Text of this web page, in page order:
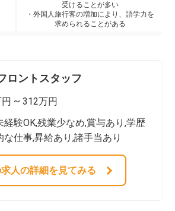
受けることが多い
・外国人旅行客の増加により、語学力を
求められることがある
ロントスタッフ
~ 312万円
経験OK,残業少なめ,賞与あり,学歴
な仕事,昇給あり,諸手当あり
人の詳細を見てみる